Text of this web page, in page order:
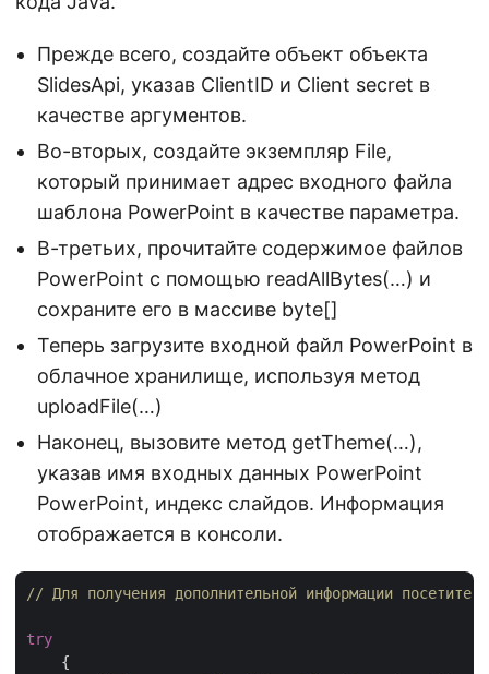
Прежде всего, создайте объект объекта
SlidesApi, указав ClientID и Client secret в
качестве аргументов.
Во-вторых, создайте экземпляр File,
который принимает адрес входного файла
шаблона PowerPoint в качестве параметра.
В-третьих, прочитайте содержимое файлов
PowerPoint с помощью readAllBytes(…) и
сохраните его в массиве byte[]
Теперь загрузите входной файл PowerPoint в
облачное хранилище, используя метод
uploadFile(…)
Наконец, вызовите метод getTheme(…),
указав имя входных данных PowerPoint
PowerPoint, индекс слайдов. Информация
отображается в консоли.
// Для получения дополнительной информации
try
    {